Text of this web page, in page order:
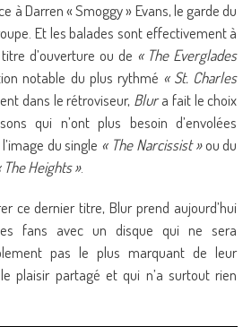
à Darren « Smoggy » Evans, le garde du
Et les balades sont effectivement à
titre d’ouverture ou de « The Everglades
notable du plus rythmé « St. Charles
dans le rétroviseur, Blura fait le choix
qui n’ont plus besoin d’envolées
du single « The Narcissist »ou du
The Heights ».
ce dernier titre, Blur prend aujourd’hui
fans avec un disque qui ne sera
pas le plus marquant de leur
plaisir partagé et qui n’a surtout rien